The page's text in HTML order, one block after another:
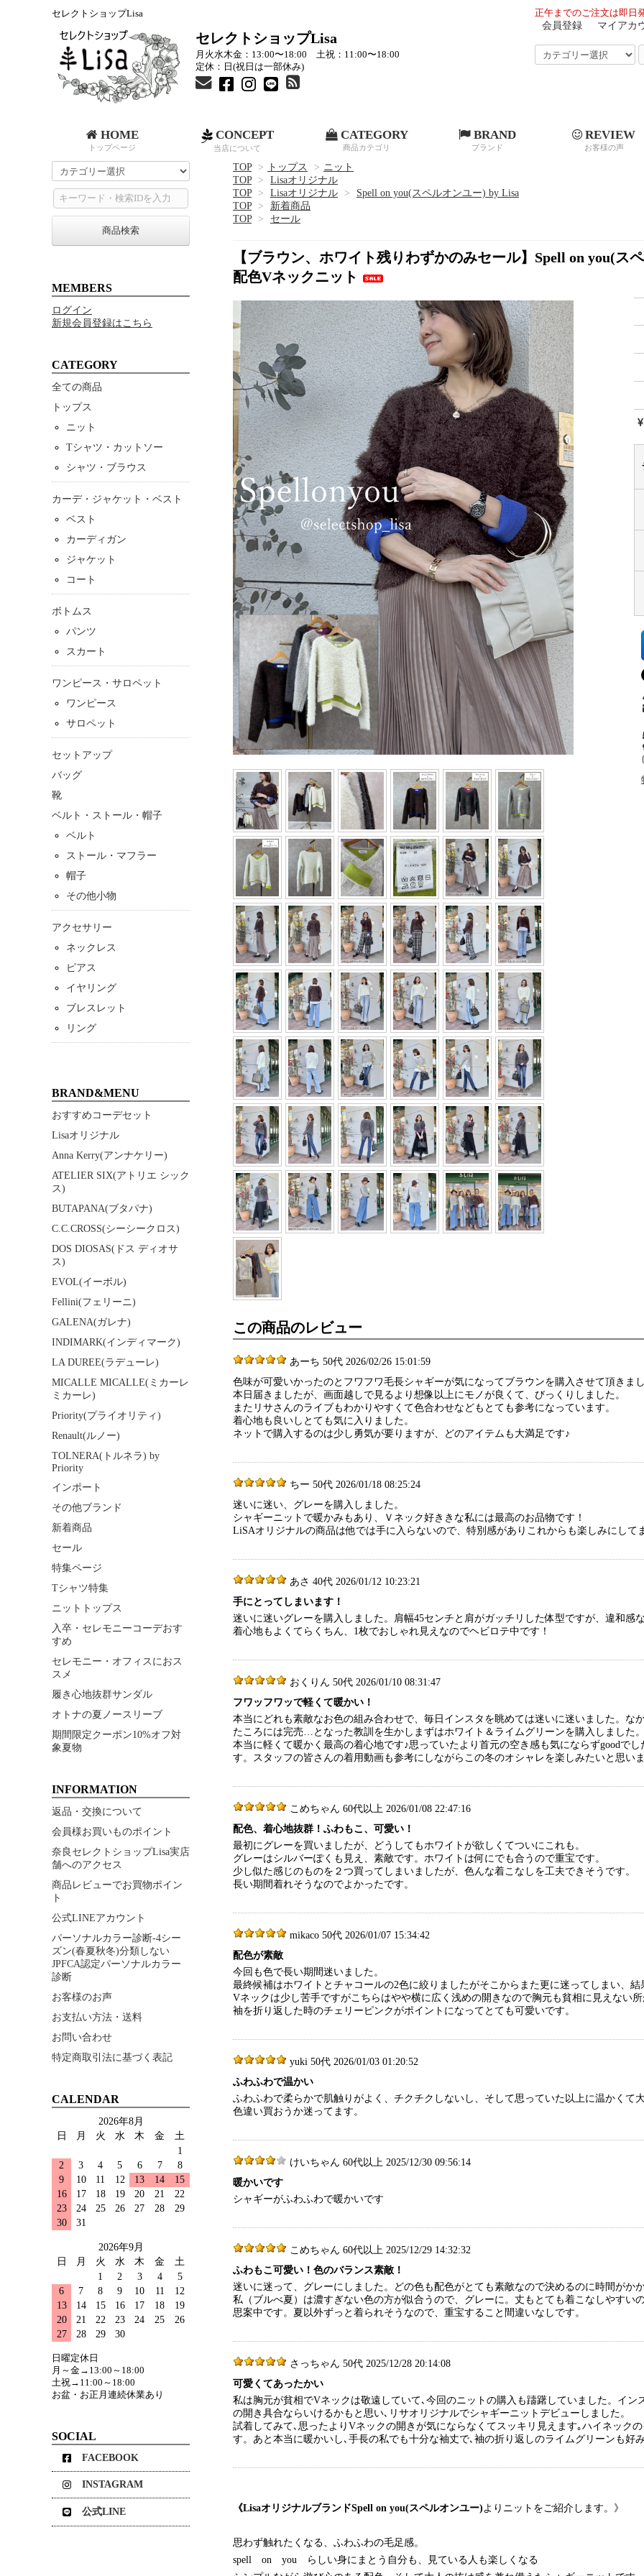
正午までのご注文は即日
会員登録 マイアカ
セレクトショップLisa
セレクトショップLisa
月火水木金：13:00〜18:00 土祝：11:00〜18:00
定休：日(祝日は一部休み)
HOME
トップページ
CONCEPT
当店について
CATEGORY
商品カテゴリ
BRAND
ブランド
REVIEW
お客様の声
TOP > トップス > ニット
TOP
>
Lisaオリジナル
TOP
> Lisaオリジナル >
Spell on you(スペルオンユー) by Lisa
TOP
>
新着商品
TOP
> セール
【ブラウン、ホワイト残りわずかのみセール】Spell on you(ス
配色Vネックニット
この商品のレビュー
あーち 50代 2026/02/26 15:01:59
色味が可愛いかったのとフワフワ毛長シャギーが気になってブラウンを購入させて頂きまし
本日届きましたが、画面越しで見るより想像以上にモノが良くて、びっくりしました。
またリサさんのライブもわかりやすくて色合わせなどもとても参考になっています。
着心地も良いしとても気に入りました。
ネットで購入するのは少し勇気が要りますが、どのアイテムも大満足です♪
ちー 50代 2026/01/18 08:25:24
迷いに迷い、グレーを購入しました。
シャギーニットで暖かみもあり、Ｖネック好ききな私には最高のお品物です！
LiSAオリジナルの商品は他では手に入らないので、特別感がありこれからも楽しみにして
あさ 40代 2026/01/12 10:23:21
手にとってしまいます！
迷いに迷いグレーを購入しました。肩幅45センチと肩がガッチリした体型ですが、違和感
着心地もよくてらくちん、1枚でおしゃれ見えなのでヘビロテ中です！
おくりん 50代 2026/01/10 08:31:47
フワッフワッで軽くて暖かい！
本当にどれも素敵なお色の組み合わせで、毎日インスタを眺めては迷いに迷いました。な
たころには完売…となった教訓を生かしまずはホワイト＆ライムグリーンを購入しました
本当に軽くて暖かく最高の着心地です♪思っていたより首元の空き感も気にならずgoodで
す。スタッフの皆さんの着用動画も参考にしながらこの冬のオシャレを楽しみたいと思いま
こめちゃん 60代以上 2026/01/08 22:47:16
配色、着心地抜群！ふわもこ、可愛い！
最初にグレーを買いましたが、どうしてもホワイトが欲しくてついにこれも。
グレーはシルバーぽくも見え、素敵です。ホワイトは何にでも合うので重宝です。
少し似た感じのものを２つ買ってしまいましたが、色んな着こなしを工夫できそうです。
長い期間着れそうなのでよかったです。
mikaco 50代 2026/01/07 15:34:42
配色が素敵
今回も色で長い期間迷いました。
最終候補はホワイトとチャコールの2色に絞りましたがそこからまた更に迷ってしまい、
Vネックは少し苦手ですがこちらはやや横に広く浅めの開きなので胸元も貧相に見えない所
袖を折り返した時のチェリーピンクがポイントになってとても可愛いです。
yuki 50代 2026/01/03 01:20:52
ふわふわで温かい
ふわふわで柔らかで肌触りがよく、チクチクしないし、そして思っていた以上に温かくて大
色違い買おうか迷ってます。
けいちゃん 60代以上 2025/12/30 09:56:14
暖かいです
シャギーがふわふわで暖かいです
こめちゃん 60代以上 2025/12/29 14:32:32
ふわもこ可愛い！色のバランス素敵！
迷いに迷って、グレーにしました。どの色も配色がとても素敵なので決めるのに時間がかか
私（ブルべ夏）は濃すぎない色の方が似合うので、グレーに。丈もとても着こなしやすい
思案中です。夏以外ずっと着られそうなので、重宝すること間違いなしです。
さっちゃん 50代 2025/12/28 20:14:08
可愛くてあったかい
私は胸元が貧相でVネックは敬遠していて､今回のニットの購入も躊躇していました。イ
の開き具合ならいけるかもと思い､リサオリジナルでシャギーニットデビューしました。
試着してみて､思ったよりVネックの開きが気にならなくてスッキリ見えます｡ハイネック
す。あと本当に暖かいし､手長の私でも十分な袖丈で､袖の折り返しのライムグリーンも好
《LisaオリジナルブランドSpell on you(スペルオンユー)よりニットをご紹介します。》
思わず触れたくなる、ふわふわの毛足感。
spell on you らしい身にまとう自分も、見ている人も楽しくなる
商品検索
MEMBERS
ログイン
新規会員登録はこちら
CATEGORY
全ての商品
トップス
ニット
Tシャツ・カットソー
シャツ・ブラウス
カーデ・ジャケット・ベスト
ベスト
カーディガン
ジャケット
コート
ボトムス
パンツ
スカート
ワンピース・サロペット
ワンピース
サロペット
セットアップ
バッグ
靴
ベルト・ストール・帽子
ベルト
ストール・マフラー
帽子
その他小物
アクセサリー
ネックレス
ピアス
イヤリング
ブレスレット
リング
BRAND&MENU
おすすめコーデセット
Lisaオリジナル
Anna Kerry(アンナケリー)
ATELIER SIX(アトリエ シック
ス)
BUTAPANA(ブタパナ)
C.C.CROSS(シーシークロス)
DOS DIOSAS(ドス ディオサ
ス)
EVOL(イーボル)
Fellini(フェリーニ)
GALENA(ガレナ)
INDIMARK(インディマーク)
LA DUREE(ラデューレ)
MICALLE MICALLE(ミカーレ
ミカーレ)
Priority(プライオリティ)
Renault(ルノー)
TOLNERA(トルネラ) by
Priority
インポート
その他ブランド
新着商品
セール
特集ページ
Tシャツ特集
ニットトップス
入卒・セレモニーコーデおす
すめ
セレモニー・オフィスにおス
スメ
履き心地抜群サンダル
オトナの夏ノースリーブ
期間限定クーポン10%オフ対
象夏物
INFORMATION
返品・交換について
会員様お買いものポイント
奈良セレクトショップLisa実店
舗へのアクセス
商品レビューでお買物ポイン
ト
公式LINEアカウント
パーソナルカラー診断-4シー
ズン(春夏秋冬)分類しない
JPFCA認定パーソナルカラー
診断
お客様のお声
お支払い方法・送料
お問い合わせ
特定商取引法に基づく表記
CALENDAR
2026年8月
日
月 火 水 木 金
土
1
2
3 4 5 6 7
8
9
10 11 12 13 14
15
16
17 18 19 20 21
22
23
24 25 26 27 28
29
30
31
2026年9月
日
月 火 水 木 金
土
1
2 3 4
5
6
7 8 9 10 11
12
13
14 15 16 17 18
19
20
21 22 23 24 25
26
27
28 29 30
日曜定休日
月～金→13:00～18:00
土祝→11:00～18:00
お盆・お正月連続休業あり
SOCIAL
FACEBOOK
INSTAGRAM
公式LINE